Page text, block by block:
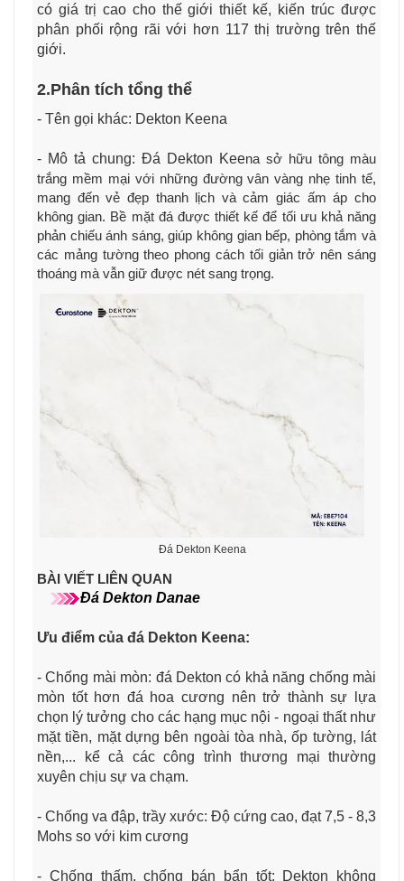
có giá trị cao cho thế giới thiết kế, kiến trúc được
phân phối rộng rãi với hơn 117 thị trường trên thế
giới.
2.Phân tích tổng thể
- Tên gọi khác: Dekton Keena
- Mô tả chung: Đá Dekton Keena sở hữu tông màu
trắng mềm mại với những đường vân vàng nhẹ tinh tế,
mang đến vẻ đẹp thanh lịch và cảm giác ấm áp cho
không gian. Bề mặt đá được thiết kế để tối ưu khả năng
phản chiếu ánh sáng, giúp không gian bếp, phòng tắm và
các mảng tường theo phong cách tối giản trở nên sáng
thoáng mà vẫn giữ được nét sang trọng.
Đá Dekton Keena
BÀI VIẾT LIÊN QUAN
Đá Dekton Danae
Ưu điểm của đá Dekton Keena:
- Chống mài mòn: đá Dekton có khả năng chống mài
mòn tốt hơn đá hoa cương nên trở thành sự lựa
chọn lý tưởng cho các hạng mục nội - ngoại thất như
mặt tiền, mặt dựng bên ngoài tòa nhà, ốp tường, lát
nền,... kể cả các công trình thương mại thường
xuyên chịu sự va chạm.
- Chống va đập, trầy xước: Độ cứng cao, đạt 7,5 - 8,3
Mohs so với kim cương
- Chống thấm, chống bán bẩn tốt: Dekton không